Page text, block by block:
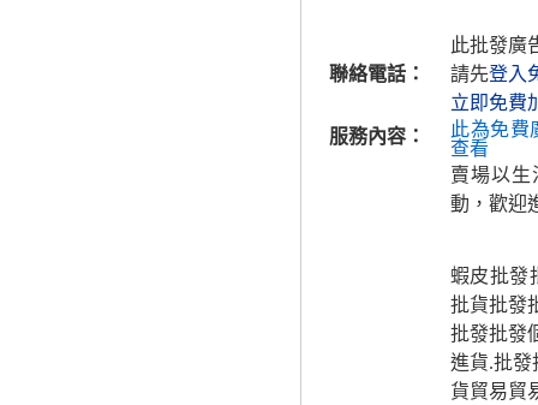
聯絡電話：
此批發廣
請先登入
立即免費
服務內容：
此為免費
查看
賣場以
動，歡迎
蝦皮批發
批貨批發
批發批發
進貨.批發
貨貿易貿